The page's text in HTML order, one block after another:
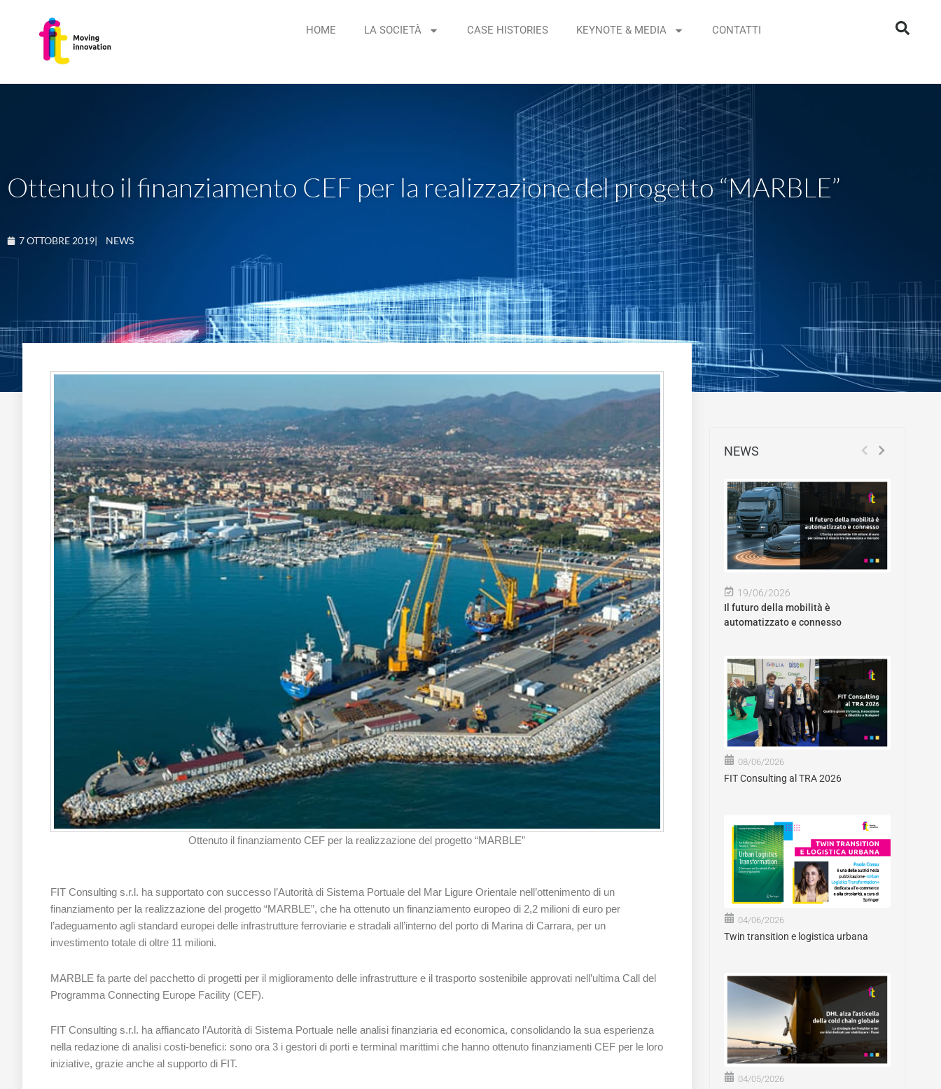
HOME LA SOCIETÀ CASE HISTORIES KEYNOTE & MEDIA CONTATTI
Ottenuto il finanziamento CEF per la realizzazione del progetto “MARBLE”
7 OTTOBRE 2019| NEWS
Ottenuto il finanziamento CEF per la realizzazione del progetto “MARBLE”
FIT Consulting s.r.l. ha supportato con successo l’Autorità di Sistema Portuale del Mar Ligure Orientale nell’ottenimento di un
finanziamento per la realizzazione del progetto “MARBLE”, che ha ottenuto un finanziamento europeo di 2,2 milioni di euro per
l’adeguamento agli standard europei delle infrastrutture ferroviarie e stradali all’interno del porto di Marina di Carrara, per un
investimento totale di oltre 11 milioni.
MARBLE fa parte del pacchetto di progetti per il miglioramento delle infrastrutture e il trasporto sostenibile approvati nell’ultima Call del
Programma Connecting Europe Facility (CEF).
FIT Consulting s.r.l. ha affiancato l’Autorità di Sistema Portuale nelle analisi finanziaria ed economica, consolidando la sua esperienza
nella redazione di analisi costi-benefici: sono ora 3 i gestori di porti e terminal marittimi che hanno ottenuto finanziamenti CEF per le loro
iniziative, grazie anche al supporto di FIT.
NEWS
19/06/2026
Il futuro della mobilità è
automatizzato e connesso
08/06/2026
FIT Consulting al TRA 2026
04/06/2026
Twin transition e logistica urbana
04/05/2026